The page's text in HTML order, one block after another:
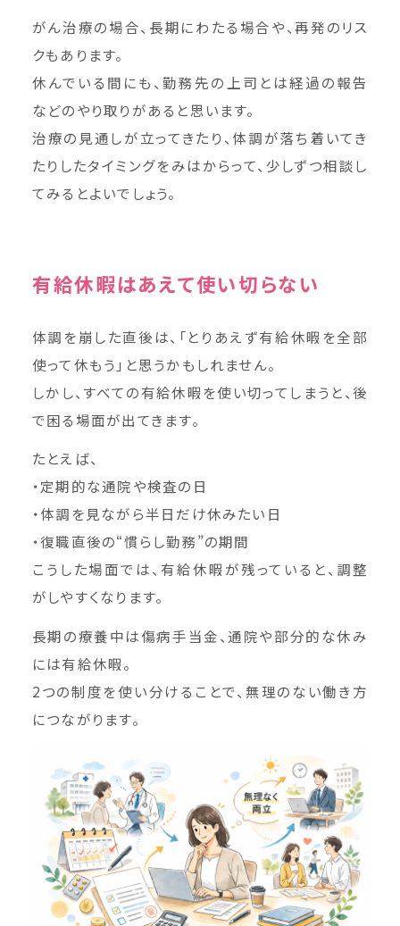
がん治療の場合、長期にわたる場合や、再発のリス
クもあります。
休んでいる間にも、勤務先の上司とは経過の報告
などのやり取りがあると思います。
治療の見通しが立ってきたり、体調が落ち着いてき
たりしたタイミングをみはからって、少しずつ相談し
てみるとよいでしょう。
有給休暇はあえて使い切らない
体調を崩した直後は、「とりあえず有給休暇を全部
使って休もう」と思うかもしれません。
しかし、すべての有給休暇を使い切ってしまうと、後
で困る場面が出てきます。
たとえば、
・定期的な通院や検査の日
・体調を見ながら半日だけ休みたい日
・復職直後の“慣らし勤務”の期間
こうした場面では、有給休暇が残っていると、調整
がしやすくなります。
長期の療養中は傷病手当金、通院や部分的な休み
には有給休暇。
2つの制度を使い分けることで、無理のない働き方
につながります。